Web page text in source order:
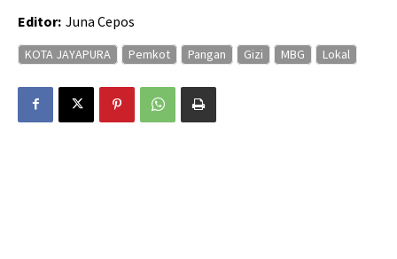
Editor: Juna Cepos
KOTA JAYAPURA Pemkot Pangan Gizi MBG Lokal